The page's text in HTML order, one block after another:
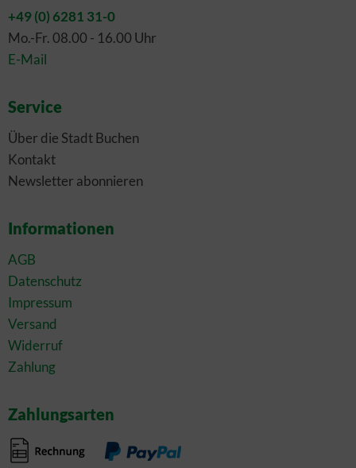
+49 (0) 6281 31-0
Mo.-Fr. 08.00 - 16.00 Uhr
E-Mail
Service
Über die Stadt Buchen
Kontakt
Newsletter abonnieren
Informationen
AGB
Datenschutz
Impressum
Versand
Widerruf
Zahlung
Zahlungsarten